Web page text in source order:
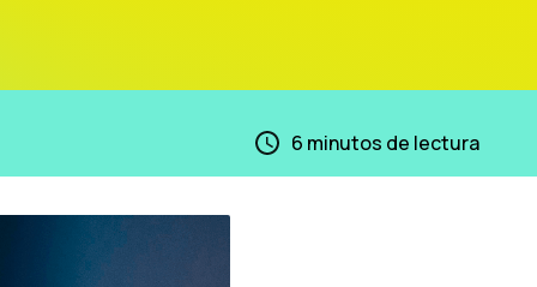
6 minutos de lectura